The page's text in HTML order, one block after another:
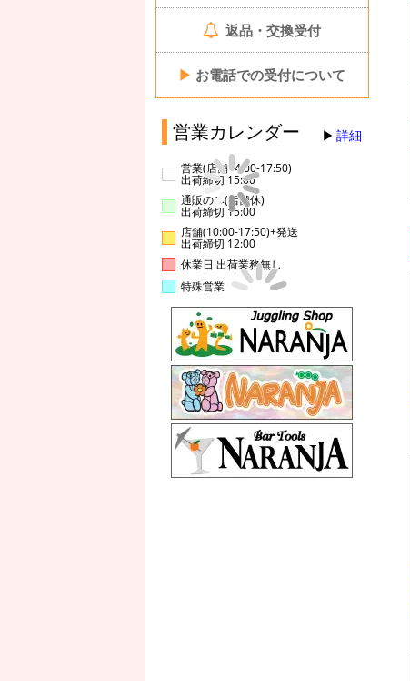
返品・交換受付
▶ お電話での受付について
営業カレンダー 詳細
営業(店舗14:00-17:50)
出荷締切 15:00
通販のみ(店舗休)
出荷締切 15:00
店舗(10:00-17:50)+発送
出荷締切 12:00
休業日 出荷業務無し
特殊営業